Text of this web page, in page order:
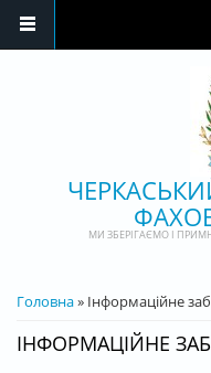
МИ ЗБЕРІГАЄМО І
ВИ Є ТУТ
Головна» Інформаційне
ІНФОРМАЦІЙНЕ